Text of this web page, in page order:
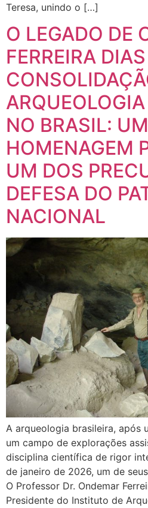
Teresa, unindo o […]
O LEGADO DE
FERREIRA
NO BRASIL:
HOMENAGEM
UM DOS
DEFESA DO
NACIONAL
A arqueologia brasileira, após
um campo de explorações
disciplina científica de rigor
de janeiro de 2026, um de
O Professor Dr. Ondemar
Presidente do Instituto de